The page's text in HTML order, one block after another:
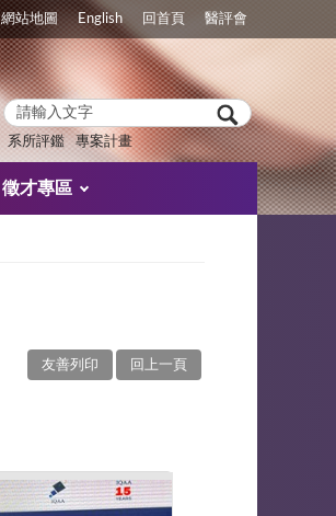
網站地圖 English 回首頁 醫評會
系所評鑑 專案計畫
徵才專區
回上一頁
友善列印